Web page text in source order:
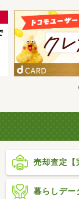
売却査定【
暮らしデー